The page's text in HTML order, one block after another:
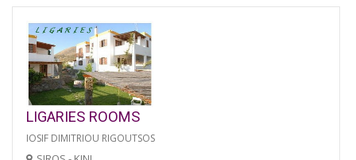
LIGARIES ROOMS
IOSIF DIMITRIOU RIGOUTSOS